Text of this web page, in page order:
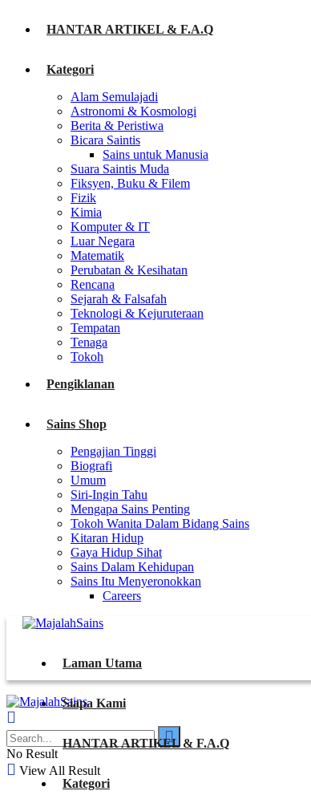
HANTAR ARTIKEL & F.A.Q
Kategori
Alam Semulajadi
Astronomi & Kosmologi
Berita & Peristiwa
Bicara Saintis
Sains untuk Manusia
Suara Saintis Muda
Fiksyen, Buku & Filem
Fizik
Kimia
Komputer & IT
Luar Negara
Matematik
Perubatan & Kesihatan
Rencana
Sejarah & Falsafah
Teknologi & Kejuruteraan
Tempatan
Tenaga
Tokoh
Pengiklanan
Sains Shop
Pengajian Tinggi
Biografi
Umum
Siri-Ingin Tahu
Mengapa Sains Penting
Tokoh Wanita Dalam Bidang Sains
Kitaran Hidup
Gaya Hidup Sihat
Sains Dalam Kehidupan
Sains Itu Menyeronokkan
Careers
Laman Utama
Siapa Kami
HANTAR ARTIKEL & F.A.Q
Kategori
No Result
View All Result